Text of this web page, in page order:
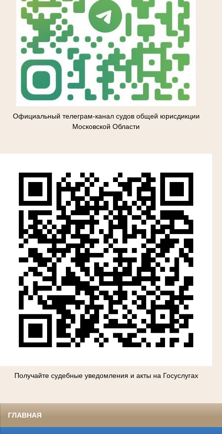
Официальный телеграм-канал судов общей юрисдикции
Московской Области
Получайте судебные уведомления и акты на Госуслугах
ГЛАВНАЯ